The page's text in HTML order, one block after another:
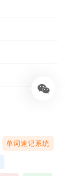
单词速记系统